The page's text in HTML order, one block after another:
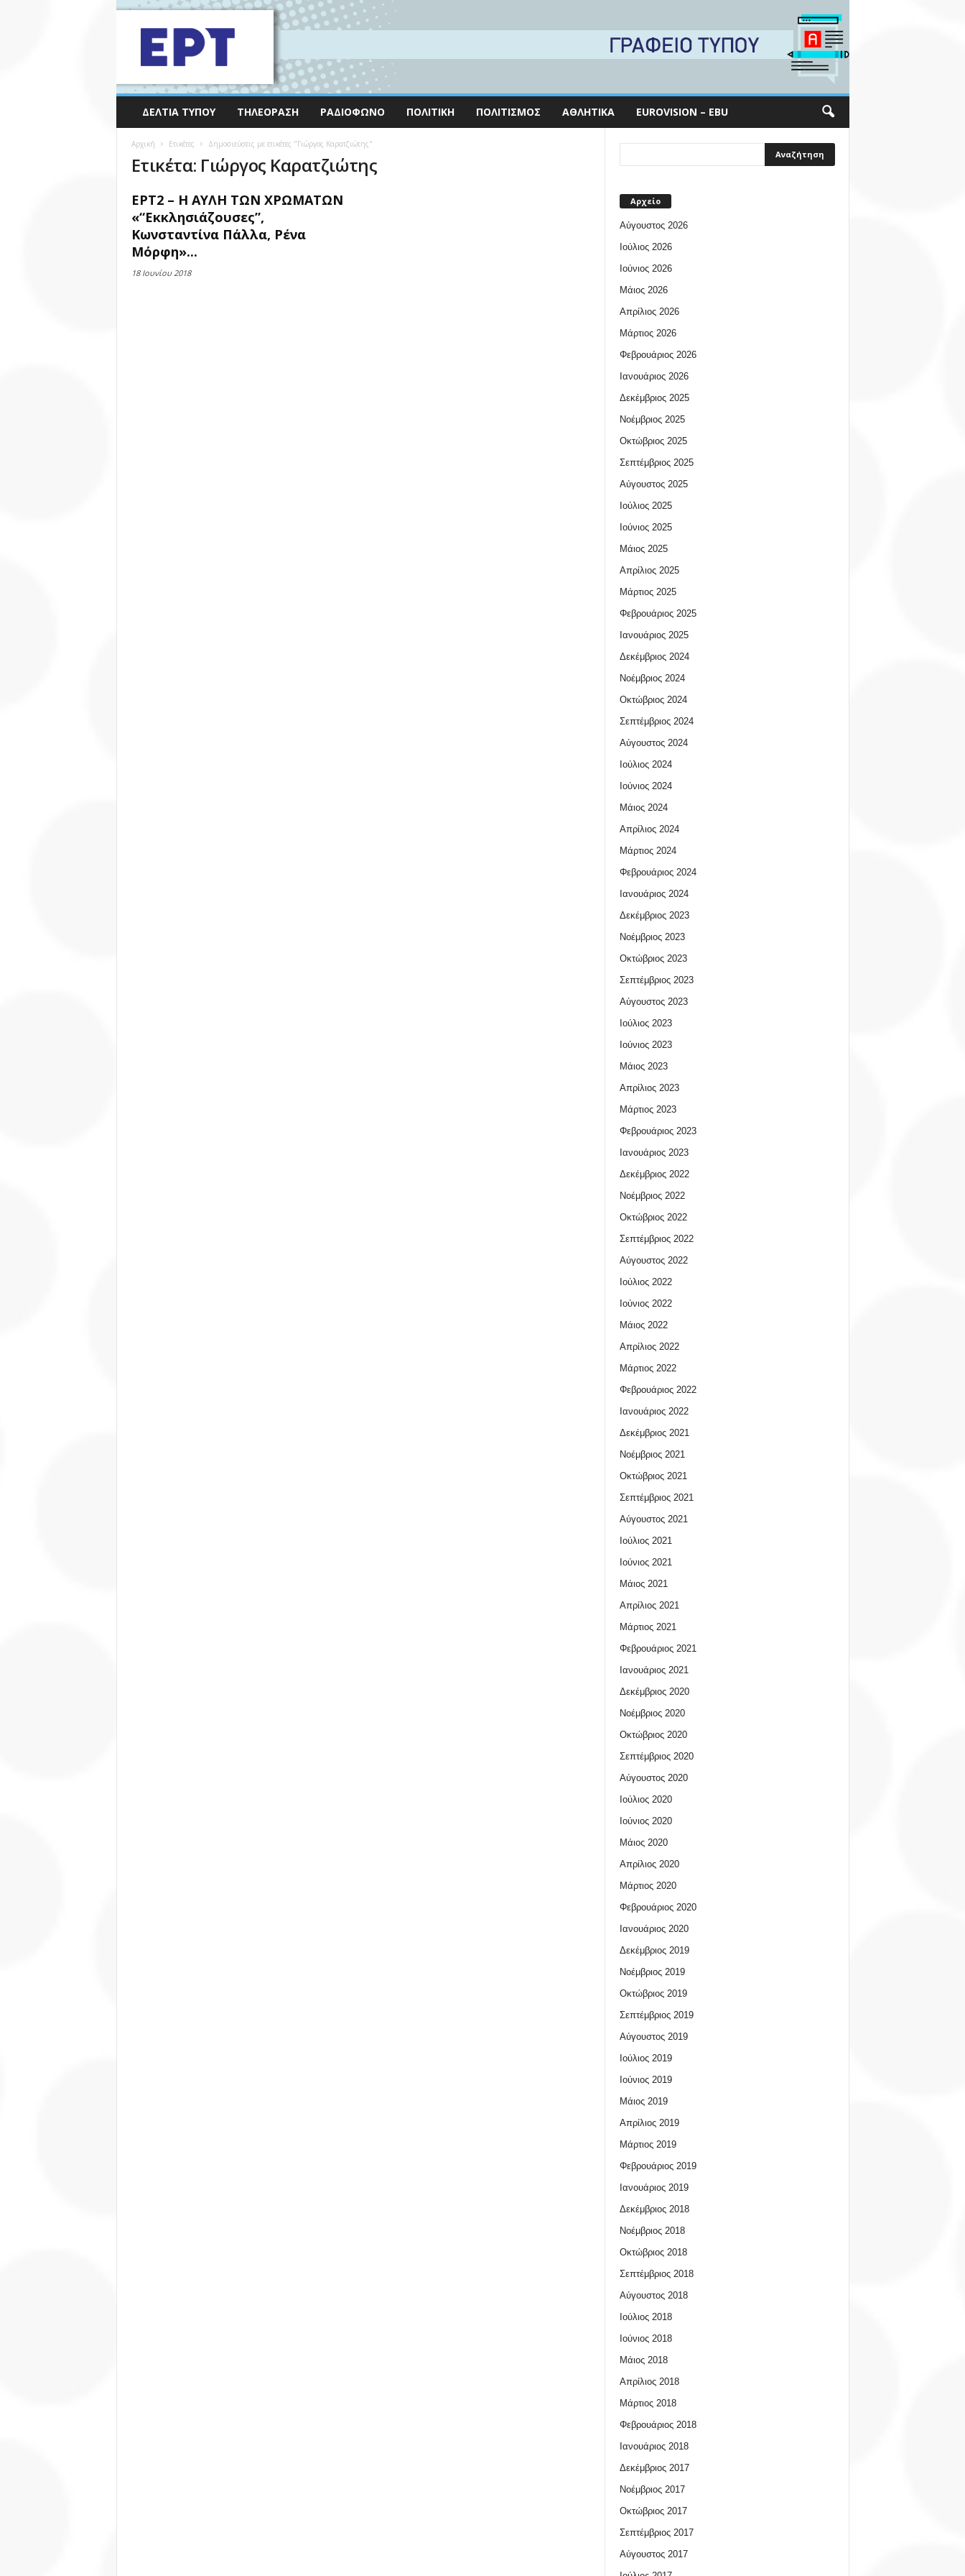
ΔΕΛΤΊΑ ΤΎΠΟΥ ΤΗΛΕΌΡΑΣΗ ΡΑΔΙΌΦΩΝΟ ΠΟΛΙΤΙΚΉ ΠΟΛΙΤΙΣΜΌΣ ΑΘΛΗΤΙΚΆ EUROVISION – EBU
Αρχική Ετικέτες Δημοσιεύσεις με ετικέτες "Γιώργος Καρατζιώτης"
Ετικέτα: Γιώργος Καρατζιώτης
ΕΡΤ2 – Η ΑΥΛΗ ΤΩΝ ΧΡΩΜΑΤΩΝ
«“Εκκλησιάζουσες”,
Κωνσταντίνα Πάλλα, Ρένα
Μόρφη»...
18 Ιουνίου 2018
Αρχείο
Αύγουστος 2026
Ιούλιος 2026
Ιούνιος 2026
Μάιος 2026
Απρίλιος 2026
Μάρτιος 2026
Φεβρουάριος 2026
Ιανουάριος 2026
Δεκέμβριος 2025
Νοέμβριος 2025
Οκτώβριος 2025
Σεπτέμβριος 2025
Αύγουστος 2025
Ιούλιος 2025
Ιούνιος 2025
Μάιος 2025
Απρίλιος 2025
Μάρτιος 2025
Φεβρουάριος 2025
Ιανουάριος 2025
Δεκέμβριος 2024
Νοέμβριος 2024
Οκτώβριος 2024
Σεπτέμβριος 2024
Αύγουστος 2024
Ιούλιος 2024
Ιούνιος 2024
Μάιος 2024
Απρίλιος 2024
Μάρτιος 2024
Φεβρουάριος 2024
Ιανουάριος 2024
Δεκέμβριος 2023
Νοέμβριος 2023
Οκτώβριος 2023
Σεπτέμβριος 2023
Αύγουστος 2023
Ιούλιος 2023
Ιούνιος 2023
Μάιος 2023
Απρίλιος 2023
Μάρτιος 2023
Φεβρουάριος 2023
Ιανουάριος 2023
Δεκέμβριος 2022
Νοέμβριος 2022
Οκτώβριος 2022
Σεπτέμβριος 2022
Αύγουστος 2022
Ιούλιος 2022
Ιούνιος 2022
Μάιος 2022
Απρίλιος 2022
Μάρτιος 2022
Φεβρουάριος 2022
Ιανουάριος 2022
Δεκέμβριος 2021
Νοέμβριος 2021
Οκτώβριος 2021
Σεπτέμβριος 2021
Αύγουστος 2021
Ιούλιος 2021
Ιούνιος 2021
Μάιος 2021
Απρίλιος 2021
Μάρτιος 2021
Φεβρουάριος 2021
Ιανουάριος 2021
Δεκέμβριος 2020
Νοέμβριος 2020
Οκτώβριος 2020
Σεπτέμβριος 2020
Αύγουστος 2020
Ιούλιος 2020
Ιούνιος 2020
Μάιος 2020
Απρίλιος 2020
Μάρτιος 2020
Φεβρουάριος 2020
Ιανουάριος 2020
Δεκέμβριος 2019
Νοέμβριος 2019
Οκτώβριος 2019
Σεπτέμβριος 2019
Αύγουστος 2019
Ιούλιος 2019
Ιούνιος 2019
Μάιος 2019
Απρίλιος 2019
Μάρτιος 2019
Φεβρουάριος 2019
Ιανουάριος 2019
Δεκέμβριος 2018
Νοέμβριος 2018
Οκτώβριος 2018
Σεπτέμβριος 2018
Αύγουστος 2018
Ιούλιος 2018
Ιούνιος 2018
Μάιος 2018
Απρίλιος 2018
Μάρτιος 2018
Φεβρουάριος 2018
Ιανουάριος 2018
Δεκέμβριος 2017
Νοέμβριος 2017
Οκτώβριος 2017
Σεπτέμβριος 2017
Αύγουστος 2017